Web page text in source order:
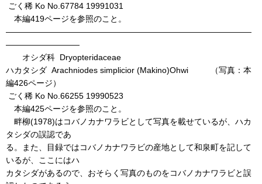
ごく稀 Ko No.67784 19991031
本編419ページを参照のこと。
――――――――――――――――――――――――――――――
―――――――――
オシダ科 Dryopteridaceae
ハカタシダ Arachniodes simplicior (Makino)Ohwi （写真：本
編426ページ）
ごく稀 Ko No.66255 19990523
本編425ページを参照のこと。
畔柳(1978)はコバノカナワラビとして写真を載せているが、ハカ
タシダの誤認であ
る。また、目録ではコバノカナワラビの産地として和泉町を記して
いるが、ここにはハ
カタシダがあるので、おそらく写真のものをコバノカナワラビと誤